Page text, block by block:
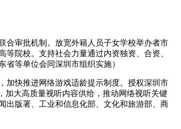
合审批机制。放宽外籍人员子女学校举办者市
院校。支持社会力量通过内资独资、合资、
等单位会同深圳市组织实施）
加快推进网络游戏适龄提示制度。授权深圳市
加大高质量视听内容供给，推动网络视听关键
出版署、工业和信息化部、文化和旅游部、商